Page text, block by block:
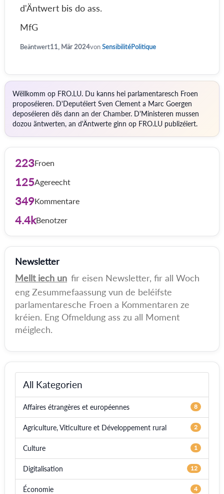
d'Äntwert bis do ass.
MfG
Beäntwert11, Mär 2024vonSensibilitéPolitique
Wëllkomm op FRO.LU. Du kanns hei parlamentaresch Froen
proposéieren. D'Deputéiert Sven Clement a Marc Goergen
deposéieren dës dann an der Chamber. D'Ministeren mussen
dozou äntwerten, an d'Äntwerte ginn op FRO.LU publizéiert.
223Froen
125Agereecht
349Kommentare
4.4kBenotzer
Newsletter
Mellt iech un fir eisen Newsletter, fir all Woch
eng Zesummefaassung vun de beléifste
parlamentaresche Froen a Kommentaren ze
kréien. Eng Ofmeldung ass zu all Moment
méiglech.
All Kategorien
Affaires étrangères et européennes 8
Agriculture, Viticulture et Développement rural 2
Culture 1
Digitalisation 12
Économie 4